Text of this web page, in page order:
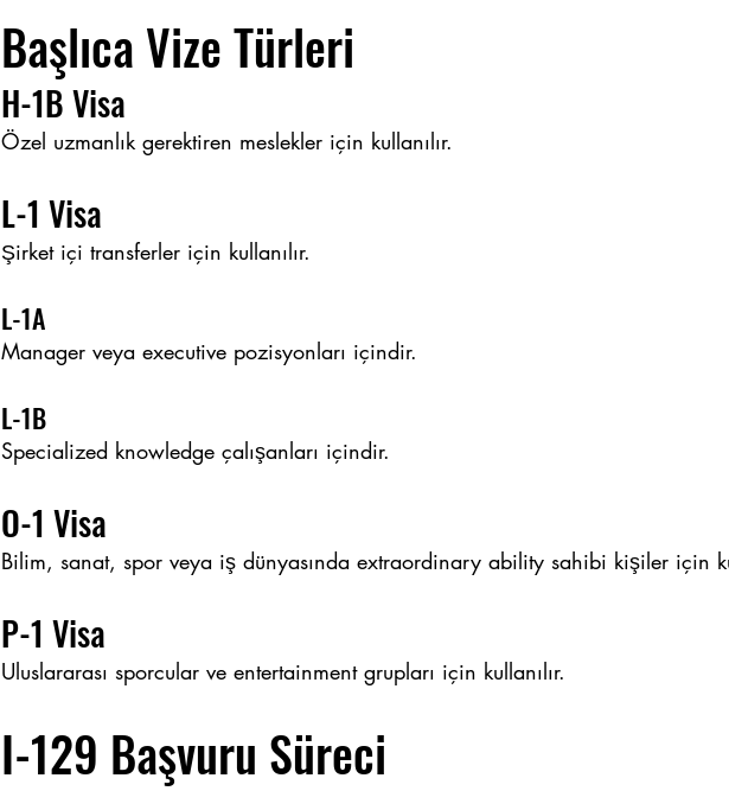
Başlıca Vize Türleri
H-1B Visa
Özel uzmanlık gerektiren meslekler için kullanılır.
L-1 Visa
Şirket içi transferler için kullanılır.
L-1A
Manager veya executive pozisyonları içindir.
L-1B
Specialized knowledge çalışanları içindir.
O-1 Visa
Bilim, sanat, spor veya iş dünyasında extraordinary ability sahibi kişiler için
P-1 Visa
Uluslararası sporcular ve entertainment grupları için kullanılır.
I-129 Başvuru Süreci